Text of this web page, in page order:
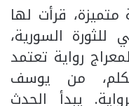
قرأت لها
للثورة السورية،
رواية تعتمد
من يوسف
يبدأ الحدث